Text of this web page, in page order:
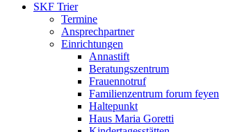
SKF Trier
Termine
Ansprechpartner
Einrichtungen
Annastift
Beratungszentrum
Frauennotruf
Familienzentrum forum feyen
Haltepunkt
Haus Maria Goretti